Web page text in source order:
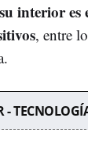
interior es
, entre
-